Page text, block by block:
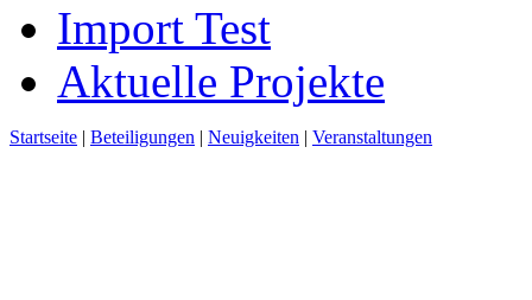
Import Test
Aktuelle Projekte
Startseite | Beteiligungen | Neuigkeiten | Veranstaltungen